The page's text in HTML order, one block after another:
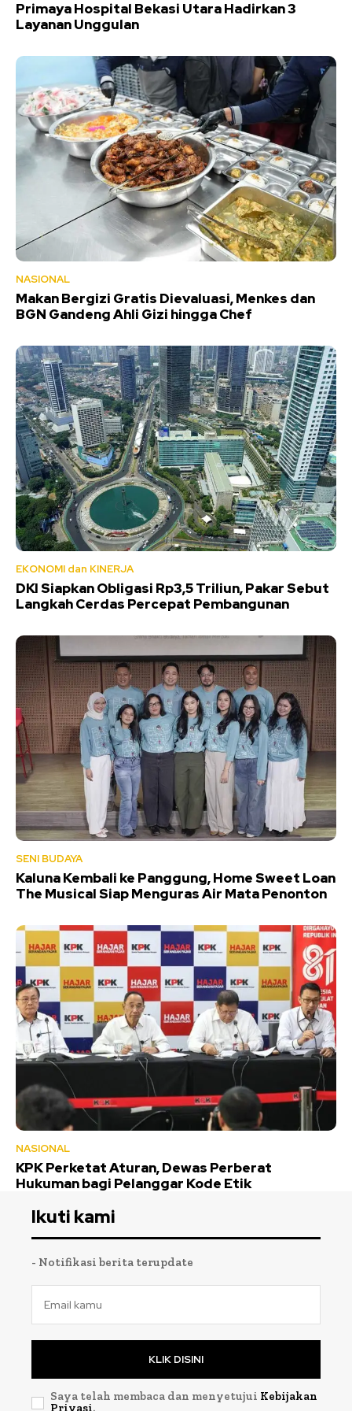
Primaya Hospital Bekasi Utara Hadirkan 3
Layanan Unggulan
NASIONAL
Makan Bergizi Gratis Dievaluasi, Menkes dan
BGN Gandeng Ahli Gizi hingga Chef
EKONOMI dan KINERJA
DKI Siapkan Obligasi Rp3,5 Triliun, Pakar Sebut
Langkah Cerdas Percepat Pembangunan
SENI BUDAYA
Kaluna Kembali ke Panggung, Home Sweet Loan
The Musical Siap Menguras Air Mata Penonton
NASIONAL
KPK Perketat Aturan, Dewas Perberat
Hukuman bagi Pelanggar Kode Etik
Ikuti kami
- Notifikasi berita terupdate
KLIK DISINI
Saya telah membaca dan menyetujui Kebijakan
Privasi.